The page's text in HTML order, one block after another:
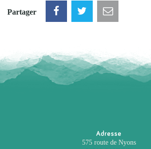
Partager
Adresse
575 route de Nyons